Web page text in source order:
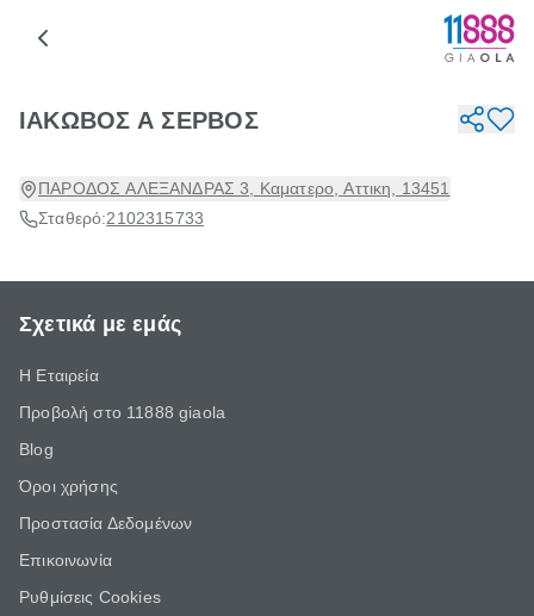
ΙΑΚΩΒΟΣ Α ΣΕΡΒΟΣ
ΠΑΡΟΔΟΣ ΑΛΕΞΑΝΔΡΑΣ 3, Καματερο, Αττικη, 13451
Σταθερό:2102315733
Σχετικά με εμάς
Η Εταιρεία
Προβολή στο 11888 giaola
Blog
Όροι χρήσης
Προστασία Δεδομένων
Επικοινωνία
Ρυθμίσεις Cookies